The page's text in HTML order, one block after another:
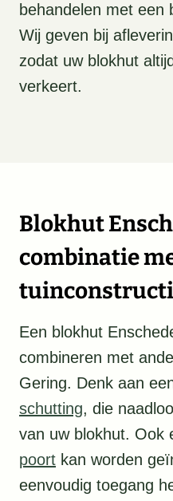
behandelen met een
Wij geven bij
zodat uw blokhut
verkeert.
Blokhut
combinatie
Een blokhut
combineren met
Gering. Denk aan
schutting, die
van uw blokhut. Ook
poort kan worden
eenvoudig toegang